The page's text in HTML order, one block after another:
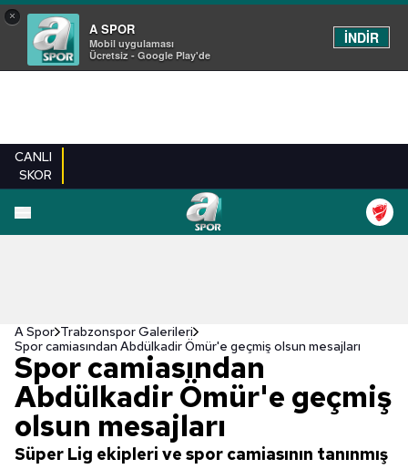
×
A SPOR
Mobil uygulaması
Ücretsiz - Google Play'de
İNDİR
CANLI
SKOR
EN YENILER
A Spor Trabzonspor Galerileri
Spor camiasından Abdülkadir Ömür'e geçmiş olsun mesajları
Spor camiasından
Abdülkadir Ömür'e geçmiş
olsun mesajları
Süper Lig ekipleri ve spor camiasının tanınmış